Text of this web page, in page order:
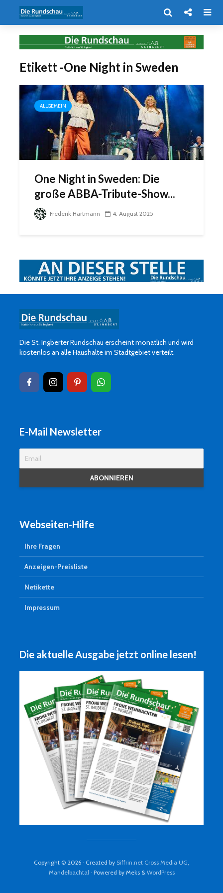
Etikett -One Night in Sweden
ALLGEMEIN
One Night in Sweden: Die
große ABBA-Tribute-Show...
Frederik Hartmann 4. August 2025
Die St. Ingberter Rundschau erscheint monatlich und wird
kostenlos an alle Haushalte im Stadtgebiet verteilt.
E-Mail Newsletter
Webseiten-Hilfe
Ihre Fragen
Anzeigen-Preisliste
Netikette
Impressum
Die aktuelle Ausgabe jetzt online lesen!
Copyright © 2026 · Created by Siffrin.net Cross Media UG,
Mandelbachtal· Powered by Meks & WordPress